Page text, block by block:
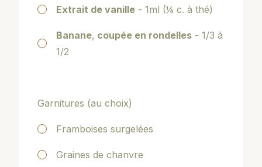
Extrait de vanille - 1ml (¼ c. à thé)
Banane, coupée en rondelles - 1/3 à
1/2
Garnitures (au choix)
Framboises surgelées
Graines de chanvre